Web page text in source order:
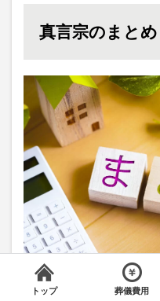
真言宗のまとめ
ここまで真言宗につい
トップ 葬儀費用
全国か
みんなが選んだお葬
電話をかける(無